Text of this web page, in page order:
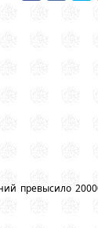
превысило